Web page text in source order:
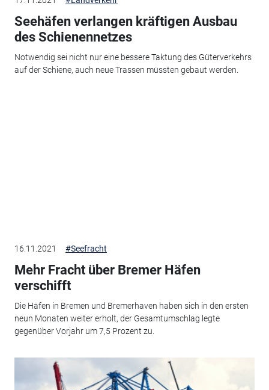
Seehäfen verlangen kräftigen Ausbau
des Schienennetzes
Notwendig sei nicht nur eine bessere Taktung des Güterverkehrs
auf der Schiene, auch neue Trassen müssten gebaut werden.
16.11.2021 #Seefracht
Mehr Fracht über Bremer Häfen
verschifft
Die Häfen in Bremen und Bremerhaven haben sich in den ersten
neun Monaten weiter erholt, der Gesamtumschlag legte
gegenüber Vorjahr um 7,5 Prozent zu.